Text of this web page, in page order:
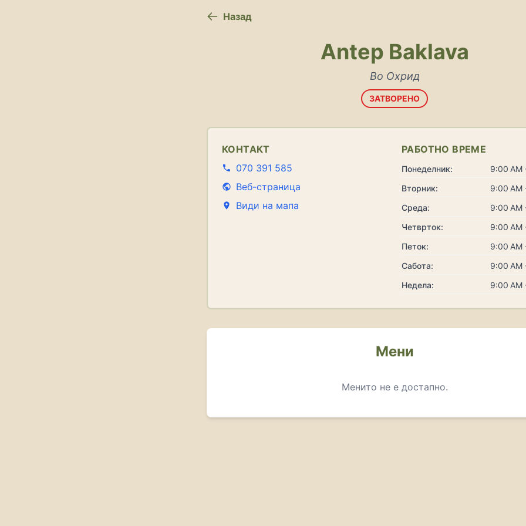
Назад
Antep Baklava
Во Охрид
ЗАТВОРЕНО
КОНТАКТ
070 391 585
Веб-страница
Види на мапа
РАБОТНО ВРЕМЕ
Понеделник:
9:00 AM
Вторник:
9:00 AM
Среда:
9:00 AM
Четврток:
9:00 AM
Петок:
9:00 AM
Сабота:
9:00 AM
Недела:
9:00 AM
Мени
Менито не е достапно.